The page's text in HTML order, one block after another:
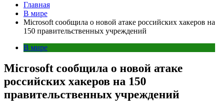
Главная
В мире
Microsoft сообщила о новой атаке российских хакеров на
150 правительственных учреждений
В мире
Microsoft сообщила о новой атаке
российских хакеров на 150
правительственных учреждений